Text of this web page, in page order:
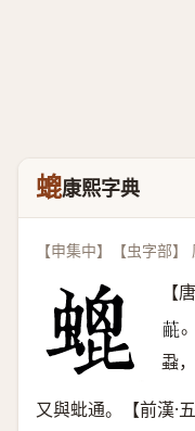
螕康熙字典
【申集中】【虫字部
【
𦳈
蝨
又與蚍通。【前漢·